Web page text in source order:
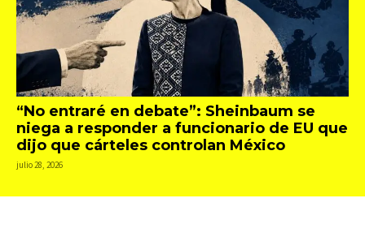
“No entraré en debate”: Sheinbaum se
niega a responder a funcionario de EU que
dijo que cárteles controlan México
julio 28, 2026